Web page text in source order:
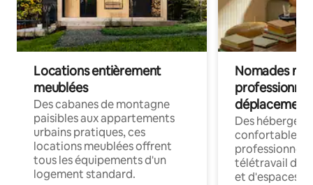
Locations entièrement
meublées
Des cabanes de montagne
paisibles aux appartements
urbains pratiques, ces
locations meublées offrent
tous les équipements d'un
logement standard.
Nomades
déplacement
Des
confortables
professionnels
télétravail
et d'espaces